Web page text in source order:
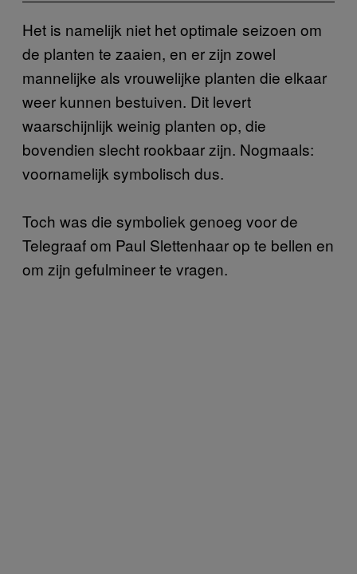
Het is namelijk niet het optimale seizoen om
de planten te zaaien, en er zijn zowel
mannelijke als vrouwelijke planten die elkaar
weer kunnen bestuiven. Dit levert
waarschijnlijk weinig planten op, die
bovendien slecht rookbaar zijn. Nogmaals:
voornamelijk symbolisch dus.
Toch was die symboliek genoeg voor de
Telegraaf om Paul Slettenhaar op te bellen en
om zijn gefulmineer te vragen.